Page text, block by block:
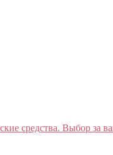
средства. Выбор за